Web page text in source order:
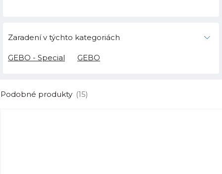
Zaradení v týchto kategoriách
GEBO - Special GEBO
Podobné produkty (15)